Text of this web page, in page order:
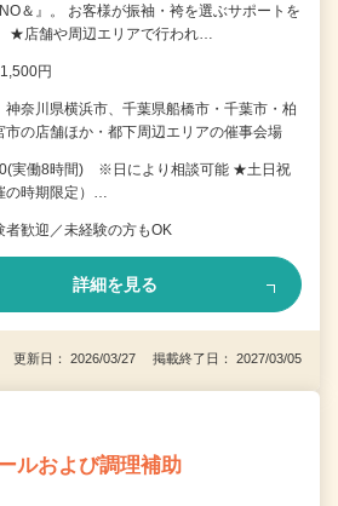
＆』。 お客様が振袖・袴を選ぶサポートを
★店舗や周辺エリアで行われ…
円
神奈川県横浜市、千葉県船橋市・千葉市・柏
市の店舗ほか・都下周辺エリアの催事会場
実働8時間) ※日により相談可能 ★土日祝
の時期限定）…
者歓迎／未経験の方もOK
詳細を見る
更新日： 2026/03/27 掲載終了日： 2027/03/05
ルおよび調理補助